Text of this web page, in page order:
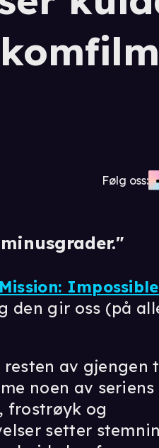
Følg oss:
Mission:
den gir oss (på
resten av gjengen
noen av seriens
frostrøyk og
setter